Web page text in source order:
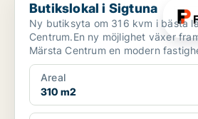
Butikslokal i Sigtuna
Ny butiksyta om 316 kvm i bästa
Centrum.En ny möjlighet växer
Märsta Centrum en modern
ett starkt ha...
Areal
310 m2